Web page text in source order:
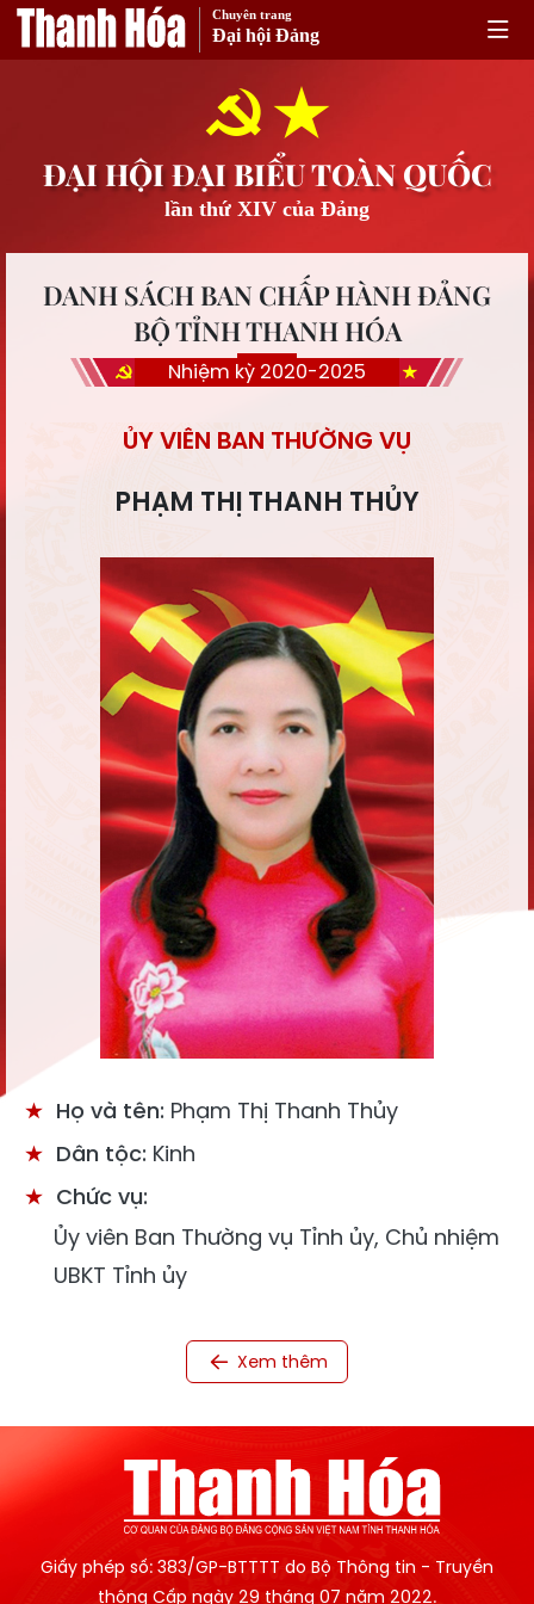
Chuyên trang
Đại hội Đảng
ĐẠI HỘI ĐẠI BIỂU TOÀN QUỐC
lần thứ XIV của Đảng
DANH SÁCH BAN CHẤP HÀNH ĐẢNG
BỘ TỈNH THANH HÓA
Nhiệm kỳ 2020-2025
ỦY VIÊN BAN THƯỜNG VỤ
PHẠM THỊ THANH THỦY
Họ và tên: Phạm Thị Thanh Thủy
Dân tộc: Kinh
Chức vụ:
Ủy viên Ban Thường vụ Tỉnh ủy, Chủ nhiệm
UBKT Tỉnh ủy
Xem thêm
Giấy phép số: 383/GP-BTTTT do Bộ Thông tin - Truyền
thông Cấp ngày 29 tháng 07 năm 2022.